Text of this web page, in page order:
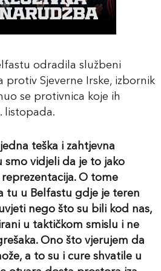
odradila službeni
protiv Sjeverne Irske, izbornik
se protivnica koje ih
listopada.
teška i zahtjevna
smo vidjeli da je to jako
O tome
tu u Belfastu gdje je teren
nego što su bili kod nas,
u taktičkom smislu i ne
Ono što vjerujem da
a to su i cure shvatile u